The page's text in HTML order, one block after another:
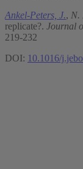
Ankel-Peters, J., N.
replicate?. Journal
219-232
DOI: 10.1016/